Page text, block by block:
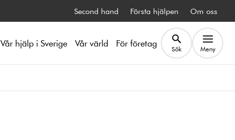
Second hand Första hjälpen Om oss
Vår hjälp i Sverige Vår värld För företag Sök Meny